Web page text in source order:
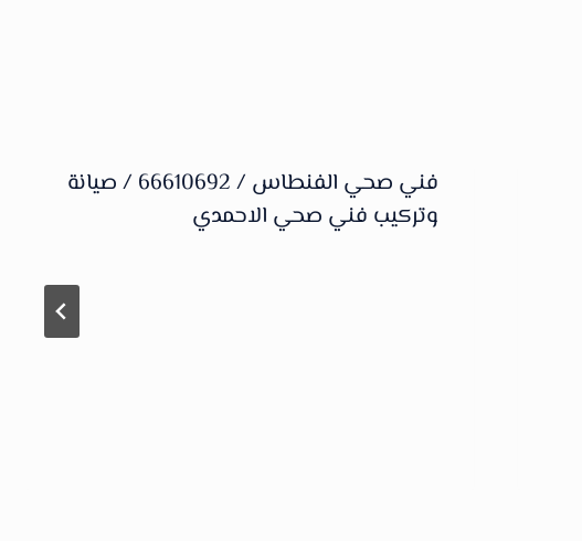
فني صحي الفنطاس / 66610692 / صيانة
وتركيب فني صحي الاحمدي